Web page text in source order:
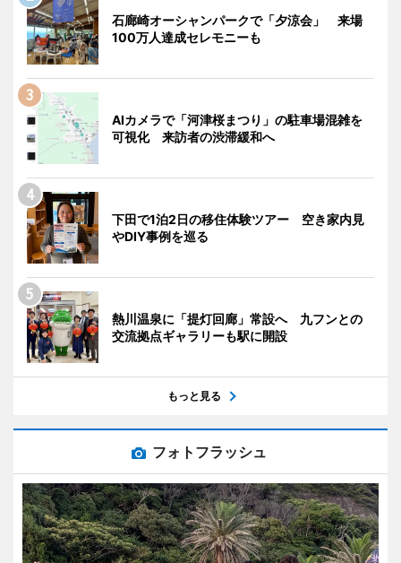
石廊崎オーシャンパークで「夕涼会」 来場
100万人達成セレモニーも
AIカメラで「河津桜まつり」の駐車場混雑を
可視化 来訪者の渋滞緩和へ
下田で1泊2日の移住体験ツアー 空き家内見
やDIY事例を巡る
熱川温泉に「提灯回廊」常設へ 九フンとの
交流拠点ギャラリーも駅に開設
もっと見る
フォトフラッシュ